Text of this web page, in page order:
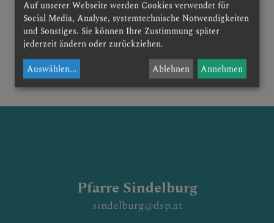
PFARRBLATT
SAKRAMENTE/SAKRAM
ENTALIEN
TERMINE
Verwandte und Andere mitsingen dürfen.
Einmal im Jahr gibt es als Belohnung einen
Kirchenchor-Ausflug.
Pfarre Sindelburg
sindelburg@dsp.at
Auf unserer Webseite werden Cookies verwendet für
Social Media, Analyse, systemtechnische Notwendigkeiten
und Sonstiges. Sie können Ihre Zustimmung später
jederzeit ändern oder zurückziehen.
Auswählen... Ablehnen Annehmen